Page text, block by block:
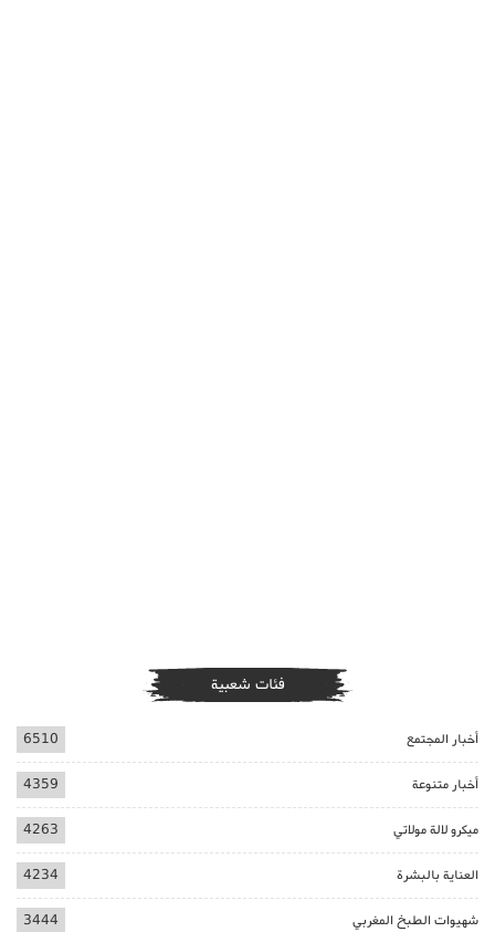
فئات شعبية
أخبار المجتمع 6510
أخبار متنوعة 4359
ميكرو لالة مولاتي 4263
العناية بالبشرة 4234
شهيوات الطبخ المغربي 3444